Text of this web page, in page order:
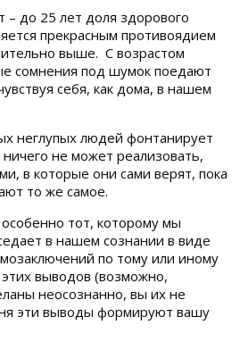
– до 25 лет доля здорового
прекрасным противоядием
выше. С возрастом
сомнения под шумок поедают
себя, как дома, в нашем
неглупых людей фонтанирует
не может реализовать,
в которые они сами верят, пока
то же самое.
тот, которому мы
в нашем сознании в виде
по тому или иному
выводов (возможно,
неосознанно, вы их не
эти выводы формируют вашу